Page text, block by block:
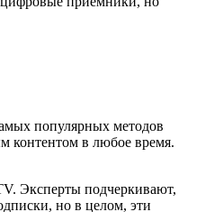
популярных методов
контентом в любое время.
Эксперты подчеркивают,
но в целом, эти